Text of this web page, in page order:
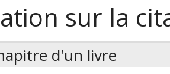
sur la
d'un livre